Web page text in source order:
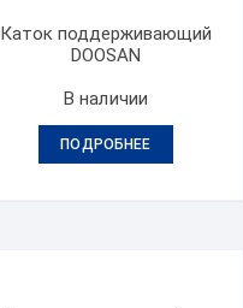
Каток поддерживающий
DOOSAN
В наличии
ПОДРОБНЕЕ